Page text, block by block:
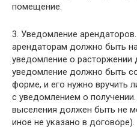
помещение.
3. Уведомление
арендаторам должно быть
уведомление о расторжении
уведомление должно быть
форме, и его нужно вручить
с уведомлением о
выселения должен быть не
иное не указано в договоре).